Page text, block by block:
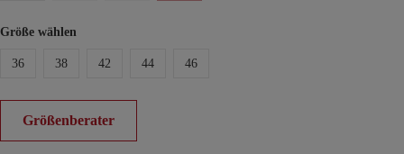
Größe wählen
36 38 42 44 46
Größenberater